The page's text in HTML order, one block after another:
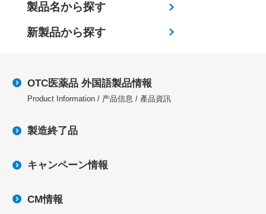
製品名から探す
新製品から探す
OTC医薬品 外国語製品情報
Product Information / 产品信息 / 產品資訊
製造終了品
キャンペーン情報
CM情報